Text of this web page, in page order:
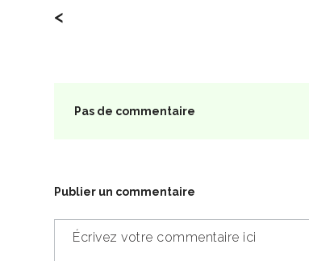
<
Pas de commentaire
Publier un commentaire